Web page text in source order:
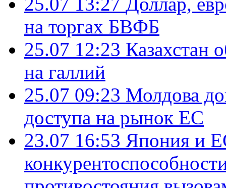
на торгах БВФБ
25.07 12:23 Казахстан
на галлий
25.07 09:23 Молдова
доступа на рынок ЕС
23.07 16:53 Япония и